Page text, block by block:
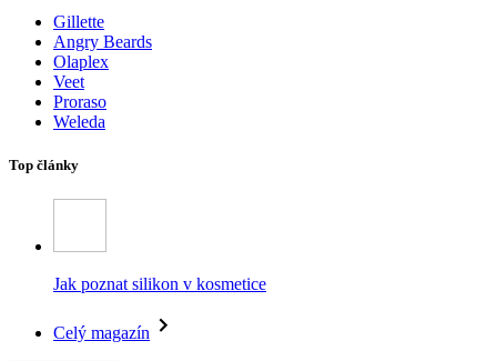
Gillette
Angry Beards
Olaplex
Veet
Proraso
Weleda
Top články
Jak poznat silikon v kosmetice
Celý magazín